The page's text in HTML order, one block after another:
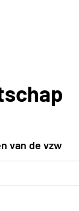
van de vzw